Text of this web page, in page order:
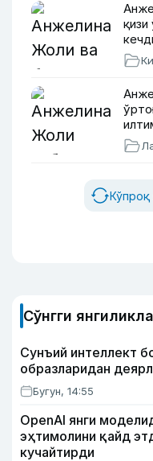
Кўпроқ
Сўнгги
Сунъий интеллект
образларидан
Бугун, 14:55
OpenAI янги
эҳтимолини қайд
кучайтирди